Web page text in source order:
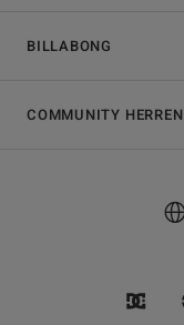
BILLABONG
COMMUNITY HERREN